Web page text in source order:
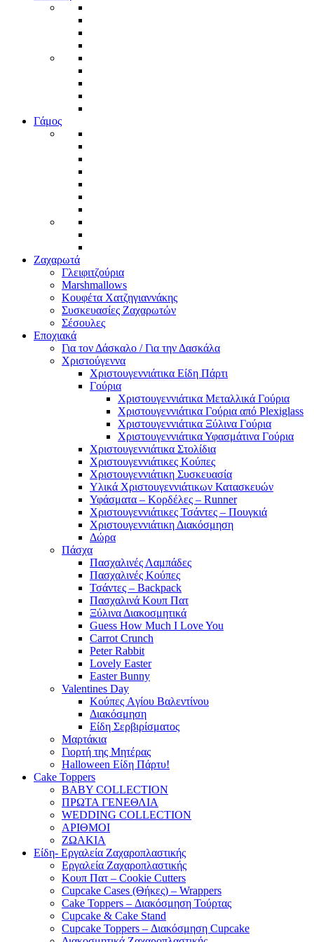
Γάμος
Ζαχαρωτά
Γλειφιτζούρια
Marshmallows
Κουφέτα Χατζηγιαννάκης
Συσκευασίες Ζαχαρωτών
Σέσουλες
Εποχιακά
Για τον Δάσκαλο / Για την Δασκάλα
Χριστούγεννα
Χριστουγεννιάτικα Είδη Πάρτι
Γούρια
Χριστουγεννιάτικα Μεταλλικά Γούρια
Χριστουγεννιάτικα Γούρια από Plexiglass
Χριστουγεννιάτικα Ξύλινα Γούρια
Χριστουγεννιάτικα Υφασμάτινα Γούρια
Χριστουγεννιάτικα Στολίδια
Χριστουγεννιάτικες Κούπες
Χριστουγεννιάτικη Συσκευασία
Υλικά Χριστουγεννιάτικων Κατασκευών
Υφάσματα – Κορδέλες – Runner
Χριστουγεννιάτικες Τσάντες – Πουγκιά
Χριστουγεννιάτικη Διακόσμηση
Δώρα
Πάσχα
Πασχαλινές Λαμπάδες
Πασχαλινές Κούπες
Τσάντες – Backpack
Πασχαλινά Κουπ Πατ
Ξύλινα Διακοσμητικά
Guess How Much I Love You
Carrot Crunch
Peter Rabbit
Lovely Easter
Easter Bunny
Valentines Day
Κούπες Aγίου Βαλεντίνου
Διακόσμηση
Είδη Σερβιρίσματος
Μαρτάκια
Γιορτή της Μητέρας
Halloween Είδη Πάρτυ!
Cake Toppers
BABY COLLECTION
ΠΡΩΤΑ ΓΕΝΕΘΛΙΑ
WEDDING COLLECTION
ΑΡΙΘΜΟΙ
ΖΩΑΚΙΑ
Είδη- Εργαλεία Ζαχαροπλαστικής
Εργαλεία Ζαχαροπλαστικής
Κουπ Πατ – Cookie Cutters
Cupcake Cases (Θήκες) – Wrappers
Cake Toppers – Διακόσμηση Τούρτας
Cupcake & Cake Stand
Cupcake Toppers – Διακόσμηση Cupcake